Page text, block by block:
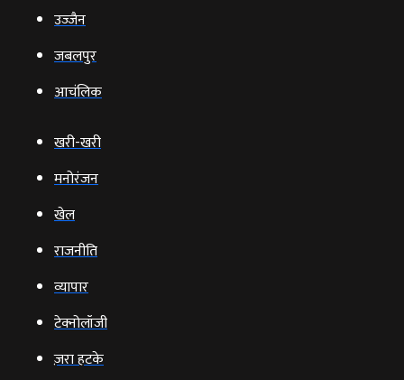
उज्‍जैन
जबलपुर
आचंलिक
खरी-खरी
मनोरंजन
खेल
राजनीति
व्‍यापार
टेक्‍नोलॉजी
ज़रा हटके